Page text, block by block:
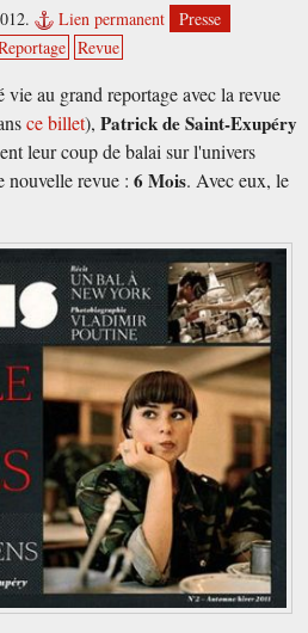
Lien permanent
Presse
Revue
au grand reportage avec la revue
ce billet), Patrick de Saint-Exupéry
leur coup de balai sur l'univers
nouvelle revue : 6 Mois. Avec eux, le